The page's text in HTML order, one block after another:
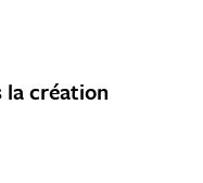
création